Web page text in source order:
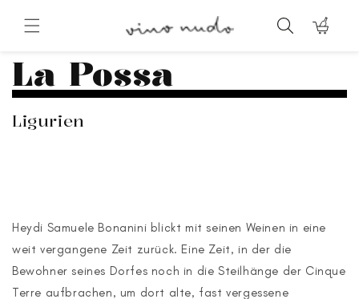
zum
Inhalt
Warenkorb
La Possa
Ligurien
Heydi Samuele Bonanini blickt mit seinen Weinen in eine
weit vergangene Zeit zurück. Eine Zeit, in der die
Bewohner seines Dorfes noch in die Steilhänge der Cinque
Terre aufbrachen, um dort alte, fast vergessene